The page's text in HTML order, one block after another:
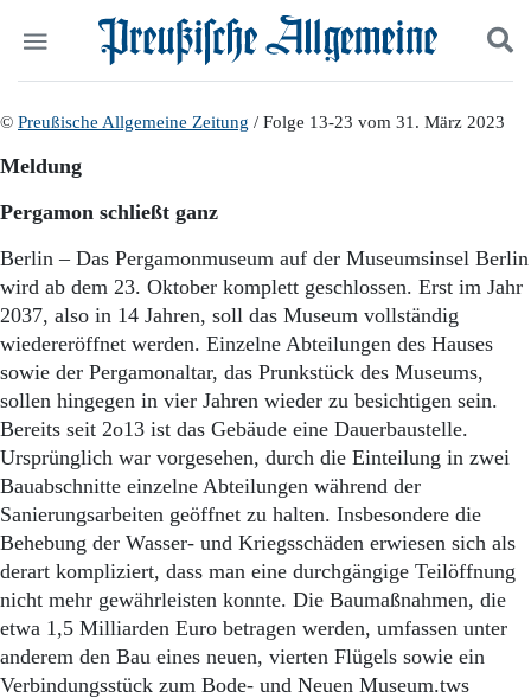
Start
Wer wir sind
Aktuelle Ausgabe
Abonnenten-Login
Abonnent werden
Abo Prämien
Archiv
Mediadaten
Politik
Leben
Geschichte
Ostpreußen
Pommern
Berlin-Brandenburg
Schlesien
Danzig und Westpreußen
Bücher
Suchen und finden
© Preußische Allgemeine Zeitung / Folge 13-23 vom 31. März 2023
Meldung
Pergamon schließt ganz
Berlin – Das Pergamonmuseum auf der Museumsinsel Berlin
wird ab dem 23. Oktober komplett geschlossen. Erst im Jahr
2037, also in 14 Jahren, soll das Museum vollständig
wiedereröffnet werden. Einzelne Abteilungen des Hauses
sowie der Pergamonaltar, das Prunkstück des Museums,
sollen hingegen in vier Jahren wieder zu besichtigen sein.
Bereits seit 2o13 ist das Gebäude eine Dauerbaustelle.
Ursprünglich war vorgesehen, durch die Einteilung in zwei
Bauabschnitte einzelne Abteilungen während der
Sanierungsarbeiten geöffnet zu halten. Insbesondere die
Behebung der Wasser- und Kriegsschäden erwiesen sich als
derart kompliziert, dass man eine durchgängige Teilöffnung
nicht mehr gewährleisten konnte. Die Baumaßnahmen, die
etwa 1,5 Milliarden Euro betragen werden, umfassen unter
anderem den Bau eines neuen, vierten Flügels sowie ein
Verbindungsstück zum Bode- und Neuen Museum.tws